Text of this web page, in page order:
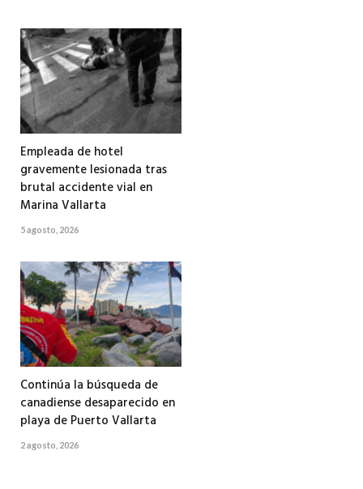
Empleada de hotel
gravemente lesionada tras
brutal accidente vial en
Marina Vallarta
5 agosto, 2026
Continúa la búsqueda de
canadiense desaparecido en
playa de Puerto Vallarta
2 agosto, 2026